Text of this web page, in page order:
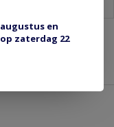
en
zaterdag 22